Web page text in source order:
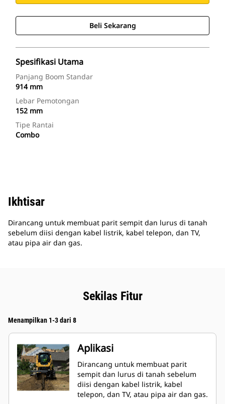
Beli Sekarang
Spesifikasi Utama
Panjang Boom Standar
914 mm
Lebar Pemotongan
152 mm
Tipe Rantai
Combo
Ikhtisar
Dirancang untuk membuat parit sempit dan lurus di tanah
sebelum diisi dengan kabel listrik, kabel telepon, dan TV,
atau pipa air dan gas.
Sekilas Fitur
Menampilkan 1-3 dari 8
Aplikasi
Dirancang untuk membuat parit
sempit dan lurus di tanah sebelum
diisi dengan kabel listrik, kabel
telepon, dan TV, atau pipa air dan gas.